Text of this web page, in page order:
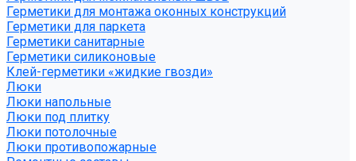
Герметики для монтажа оконных конструкций
Герметики для паркета
Герметики санитарные
Герметики силиконовые
Клей-герметики «жидкие гвозди»
Люки
Люки напольные
Люки под плитку
Люки потолочные
Люки противопожарные